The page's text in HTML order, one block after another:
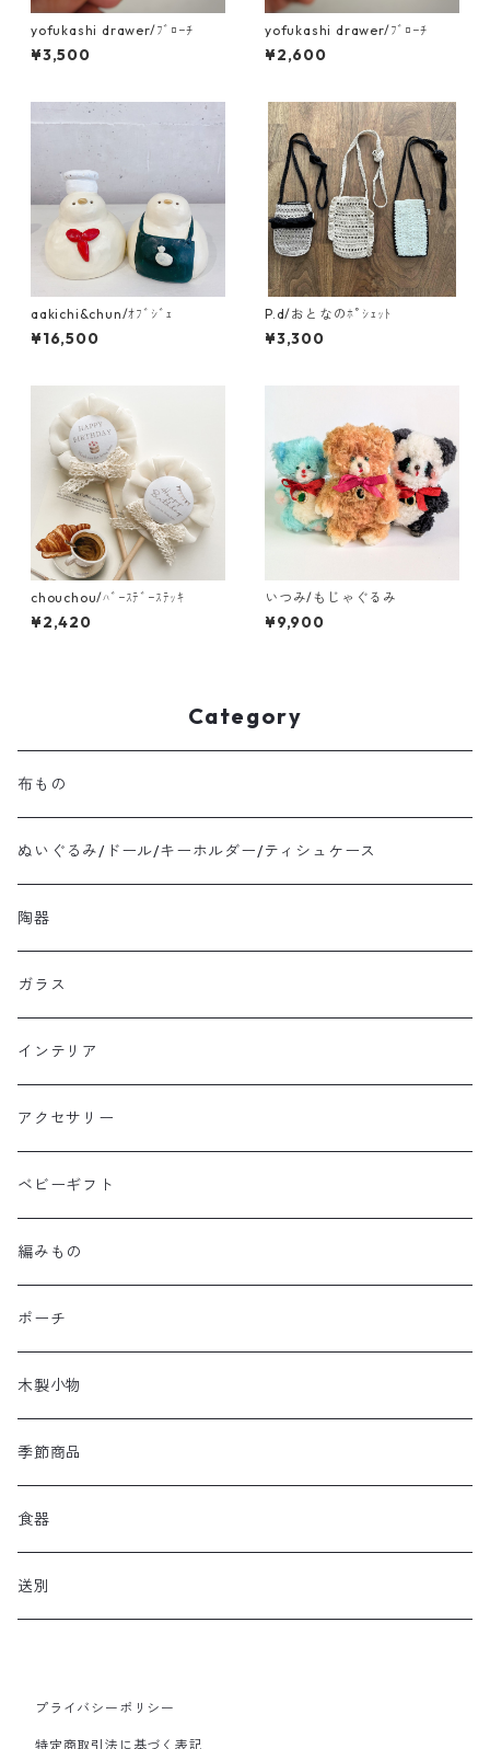
yofukashi drawer/ﾌﾞﾛｰﾁ
¥3,500
yofukashi drawer/ﾌﾞﾛｰﾁ
¥2,600
aakichi&chun/ｵﾌﾞｼﾞｪ
¥16,500
P.d/おとなのﾎﾟｼｪｯﾄ
¥3,300
chouchou/ﾊﾞｰｽﾃﾞｰｽﾃｯｷ
¥2,420
いつみ/もじゃぐるみ
¥9,900
Category
布もの
ぬいぐるみ/ドール/キーホルダー/ティシュケース
陶器
ガラス
インテリア
アクセサリー
ベビーギフト
編みもの
ポーチ
木製小物
季節商品
食器
送別
プライバシーポリシー
特定商取引法に基づく表記